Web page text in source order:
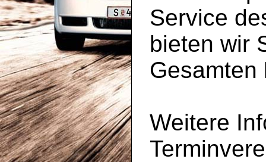
Service
bieten wir
Gesamten
Weitere